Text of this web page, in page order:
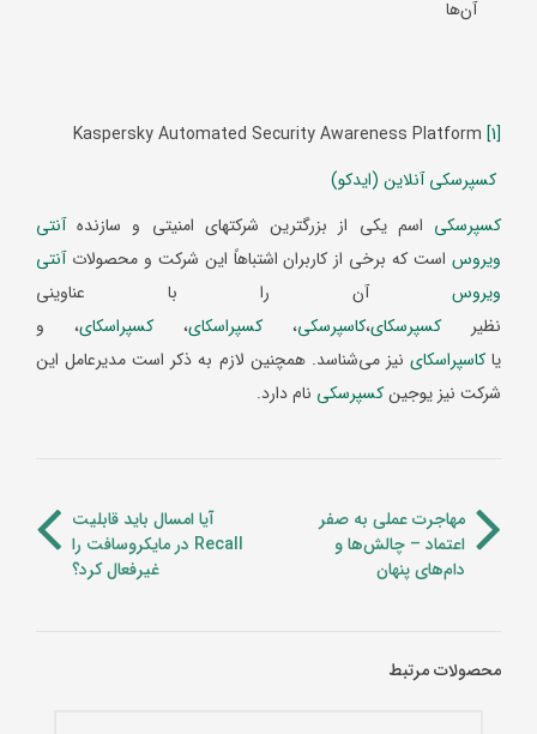
آن‌ها
[1]
کسپرسکی آنلاین (ایدکو)
کسپرسکی اسم یکی از بزرگترین شرکتهای امنیتی و سازندهآنتی
ویروس است که برخی از کاربران اشتباهاً این شرکت و محصولاتآنتی
ویروسآن را با عناوینی
نظیر کسپرسکای،کاسپرسکی، کسپراسکای، کسپراسکای، و
یاکاسپراسکای نیز می‌شناسد. همچنین لازم به ذکر است مدیرعامل این
شرکت نیز یوجینکسپرسکی نام دارد.
آیا امسال باید قابلیت
Recall در مایکروسافت را
غیرفعال کرد؟
مهاجرت عملی به صفر
اعتماد – چالش‌ها و
دام‌های پنهان
محصولات مرتبط